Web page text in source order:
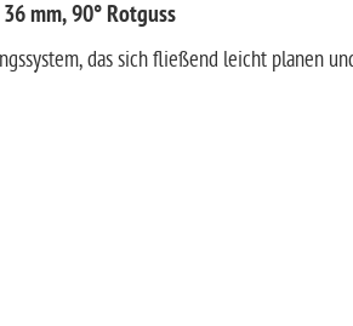
mm, 90° Rotguss
das sich fließend leicht planen